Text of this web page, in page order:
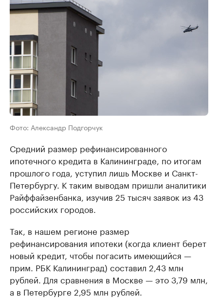
Фото: Александр Подгорчук
Средний размер рефинансированного
ипотечного кредита в Калининграде, по итогам
прошлого года, уступил лишь Москве и Санкт-
Петербургу. К таким выводам пришли аналитики
Райффайзенбанка, изучив 25 тысяч заявок из 43
российских городов.
Так, в нашем регионе размер
рефинансирования ипотеки (когда клиент берет
новый кредит, чтобы погасить имеющийся —
прим. РБК Калининград) составил 2,43 млн
рублей. Для сравнения в Москве — это 3,79 млн,
а в Петербурге 2,95 млн рублей.